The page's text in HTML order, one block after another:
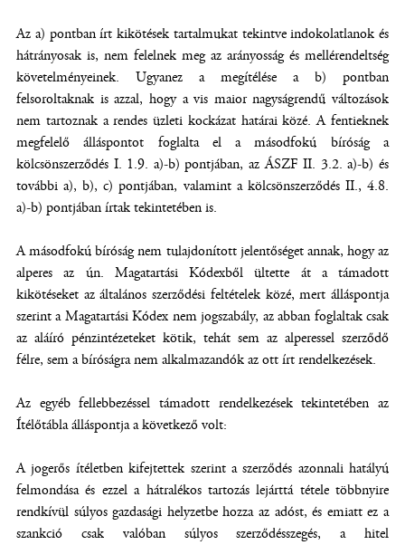
Az a) pontban írt kikötések tartalmukat tekintve indokolatlanok és
hátrányosak is, nem felelnek meg az arányosság és mellérendeltség
követelményeinek. Ugyanez a megítélése a b) pontban
felsoroltaknak is azzal, hogy a vis maior nagyságrendű változások
nem tartoznak a rendes üzleti kockázat határai közé. A fentieknek
megfelelő álláspontot foglalta el a másodfokú bíróság a
kölcsönszerződés I. 1.9. a)-b) pontjában, az ÁSZF II. 3.2. a)-b) és
további a), b), c) pontjában, valamint a kölcsönszerződés II., 4.8.
a)-b) pontjában írtak tekintetében is.
A másodfokú bíróság nem tulajdonított jelentőséget annak, hogy az
alperes az ún. Magatartási Kódexből ültette át a támadott
kikötéseket az általános szerződési feltételek közé, mert álláspontja
szerint a Magatartási Kódex nem jogszabály, az abban foglaltak csak
az aláíró pénzintézeteket kötik, tehát sem az alperessel szerződő
félre, sem a bíróságra nem alkalmazandók az ott írt rendelkezések.
Az egyéb fellebbezéssel támadott rendelkezések tekintetében az
Ítélőtábla álláspontja a következő volt:
A jogerős ítéletben kifejtettek szerint a szerződés azonnali hatályú
felmondása és ezzel a hátralékos tartozás lejárttá tétele többnyire
rendkívül súlyos gazdasági helyzetbe hozza az adóst, és emiatt ez a
szankció csak valóban súlyos szerződésszegés, a hitel